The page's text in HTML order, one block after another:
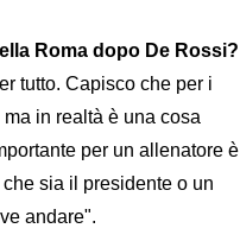
Roma dopo De Rossi?
tutto. Capisco che per i
in realtà è una cosa
per un allenatore è
sia il presidente o un
andare".